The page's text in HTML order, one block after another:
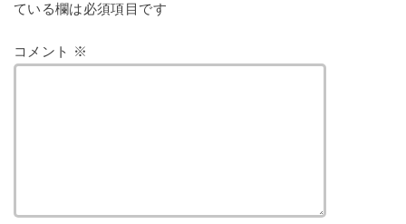
ている欄は必須項目です
コメント ※